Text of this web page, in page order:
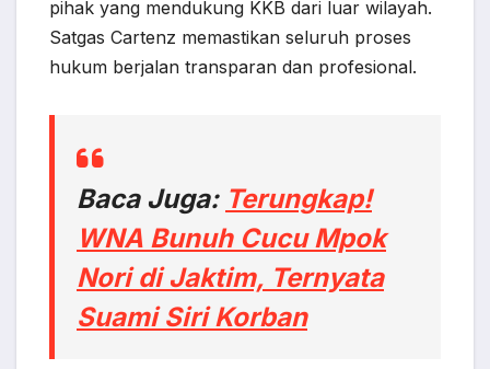
pihak yang mendukung KKB dari luar wilayah.
Satgas Cartenz memastikan seluruh proses
hukum berjalan transparan dan profesional.
Baca Juga: Terungkap!
WNA Bunuh Cucu Mpok
Nori di Jaktim, Ternyata
Suami Siri Korban